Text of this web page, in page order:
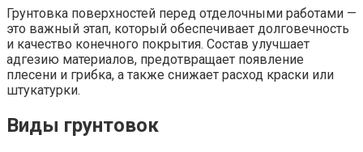
Грунтовка поверхностей перед отделочными работами —
это важный этап, который обеспечивает долговечность
и качество конечного покрытия. Состав улучшает
адгезию материалов, предотвращает появление
плесени и грибка, а также снижает расход краски или
штукатурки.
Виды грунтовок